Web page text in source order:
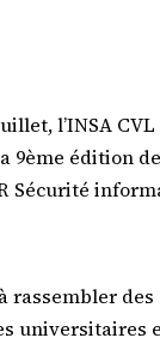
l’INSA
édition de
Sécurité
à rassembler
universitaires